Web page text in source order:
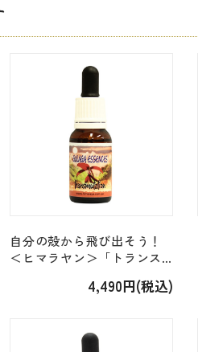
自分の殻から飛び出そう！
＜ヒマラヤン＞「トランス
4,490円(税込)